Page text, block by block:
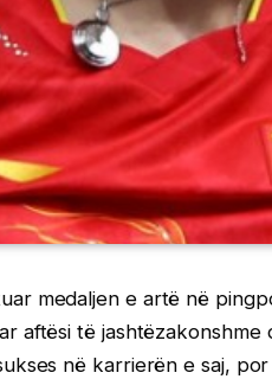
medaljen e artë në
aftësi të
në karrierën e saj,